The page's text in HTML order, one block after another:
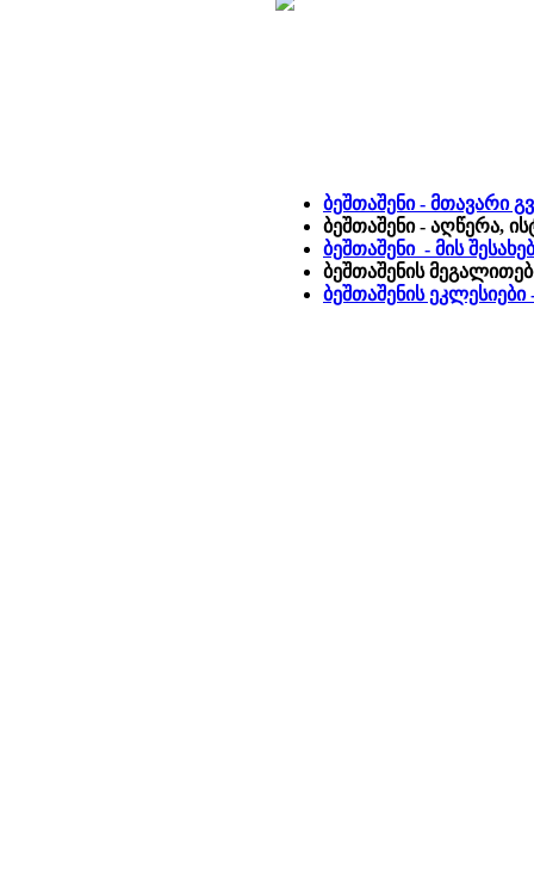
ბეშთაშენი - მთავარი
ბეშთაშენი - აღწერა,
ბეშთაშენი - მის
ბეშთაშენის
ბეშთაშენის